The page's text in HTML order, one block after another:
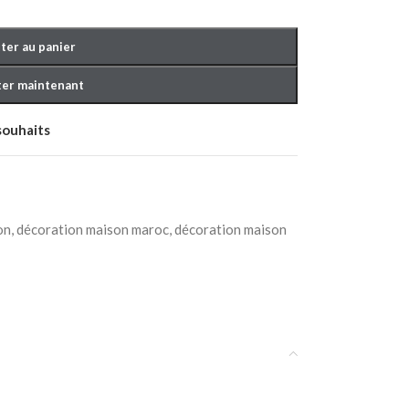
au panier
maintenant
,décoration maison maroc,décoration maison